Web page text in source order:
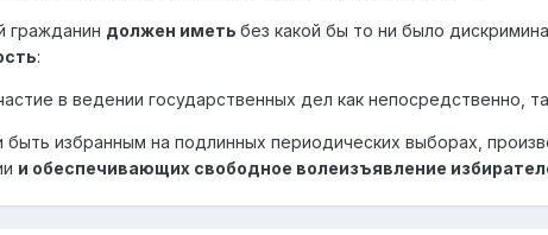
гражданин должен иметь без какой бы то ни было
:
в ведении государственных дел как непосредственно,
избранным на подлинных периодических выборах,
и обеспечивающих свободное волеизъявление